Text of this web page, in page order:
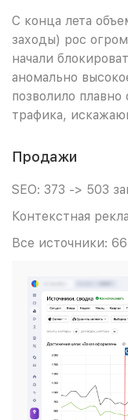
С конца лета
заходы) рос
начали
аномально
позволило
трафика,
Продажи
SEO: 373 -> 503
Контекстная
Все источники: